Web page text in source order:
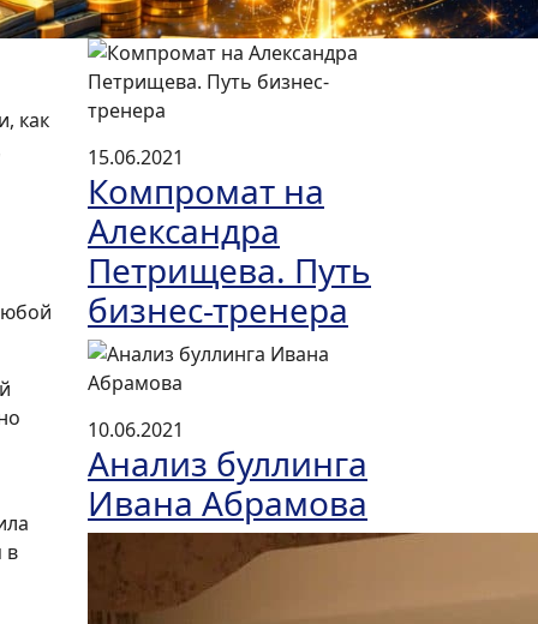
как
в
15.06.2021
Компромат на
Александра
Петрищева. Путь
бизнес-тренера
10.06.2021
Анализ буллинга
Ивана Абрамова